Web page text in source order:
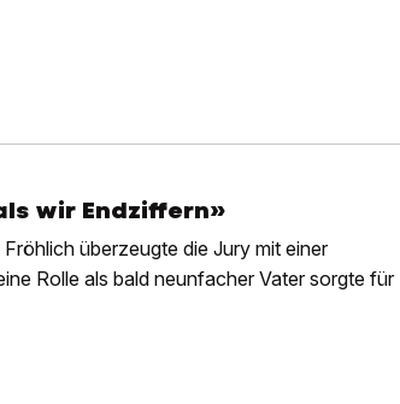
wir Endziffern»
überzeugte die Jury mit einer
Rolle als bald neunfacher Vater sorgte für